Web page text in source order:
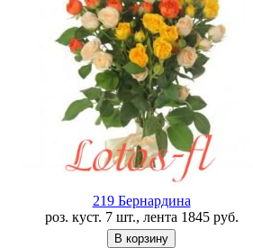
219 Бернардина
роз. куст. 7 шт., лента 1845 руб.